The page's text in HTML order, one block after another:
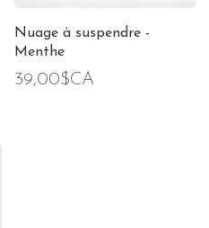
Nuage à suspendre -
Menthe
39,00$CA